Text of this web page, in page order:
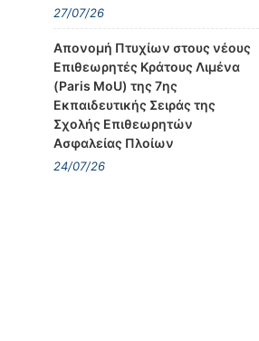
27/07/26
Απονομή Πτυχίων στους νέους
Επιθεωρητές Κράτους Λιμένα
(Paris MoU) της 7ης
Εκπαιδευτικής Σειράς της
Σχολής Επιθεωρητών
Ασφαλείας Πλοίων
24/07/26